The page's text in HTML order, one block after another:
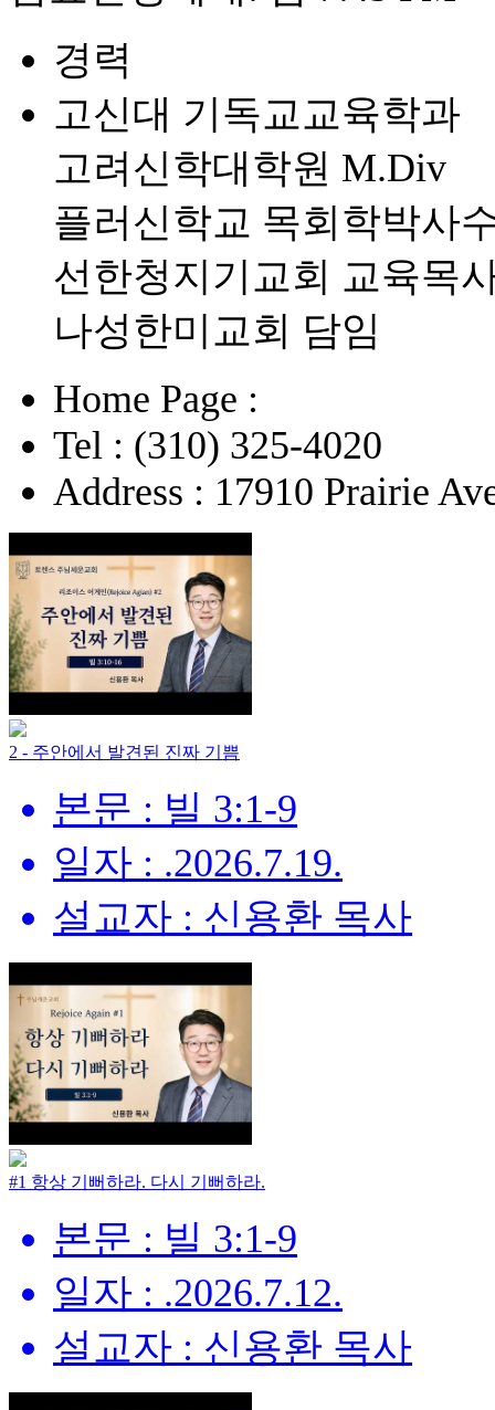
경력
고신대 기독교교육학과
고려신학대학원 M.Div
플러신학교 목회학박사
선한청지기교회 교육목
나성한미교회 담임
Home Page :
Tel : (310) 325-4020
Address : 17910 Prairie
2 - 주안에서 발견된 진짜 기쁨
본문 : 빌 3:1-9
일자 : .2026.7.19.
설교자 : 신용환 목사
#1 항상 기뻐하라. 다시 기뻐하라.
본문 : 빌 3:1-9
일자 : .2026.7.12.
설교자 : 신용환 목사